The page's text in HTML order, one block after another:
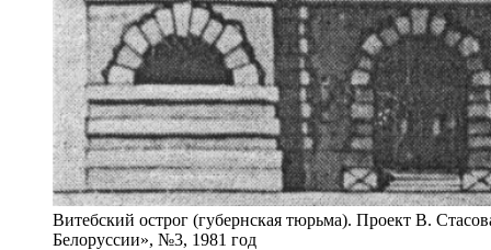
Витебский острог (губернская тюрьма). Проект В.
Белоруссии», №3, 1981 год